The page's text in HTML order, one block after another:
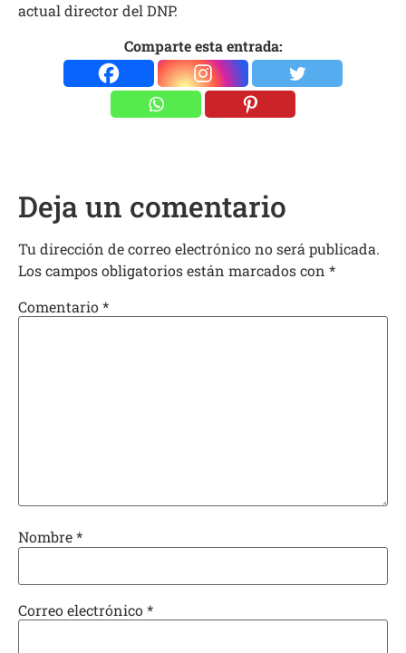
actual director del DNP.
Comparte esta entrada:
Deja un comentario
Tu dirección de correo electrónico no será publicada.
Los campos obligatorios están marcados con *
Comentario*
Nombre*
Correo electrónico*